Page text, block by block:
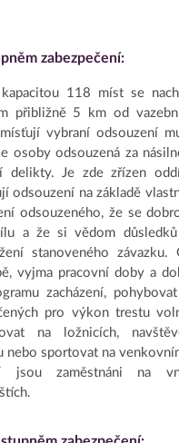
zabezpečení:
118 míst se
přibližně 5 km od
vybraní odsouzení
osoby odsouzená za
delikty. Je zde zřízen
odsouzení na základě
odsouzeného, že se
a že si vědom
stanoveného závazku.
vyjma pracovní doby a
zacházení,
pro výkon trestu
na ložnicích,
nebo sportovat na
jsou zaměstnáni na